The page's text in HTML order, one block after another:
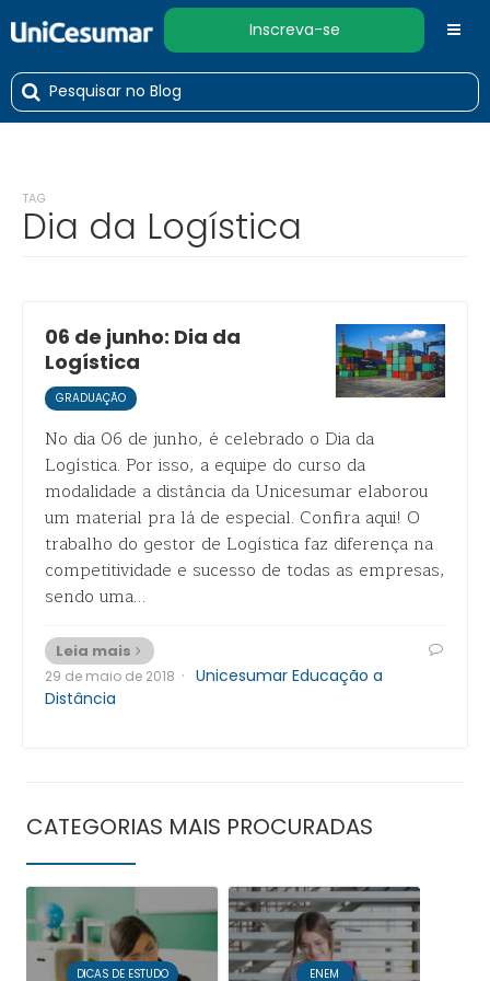
Inscreva-se
TAG
Dia da Logística
06 de junho: Dia da
Logística
GRADUAÇÃO
No dia 06 de junho, é celebrado o Dia da
Logística. Por isso, a equipe do curso da
modalidade a distância da Unicesumar elaborou
um material pra lá de especial. Confira aqui! O
trabalho do gestor de Logística faz diferença na
competitividade e sucesso de todas as empresas,
sendo uma…
Leia mais
29 de maio de 2018 · Unicesumar Educação a
Distância
CATEGORIAS MAIS PROCURADAS
DICAS DE ESTUDO ENEM